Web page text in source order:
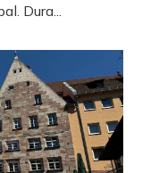
Dura...